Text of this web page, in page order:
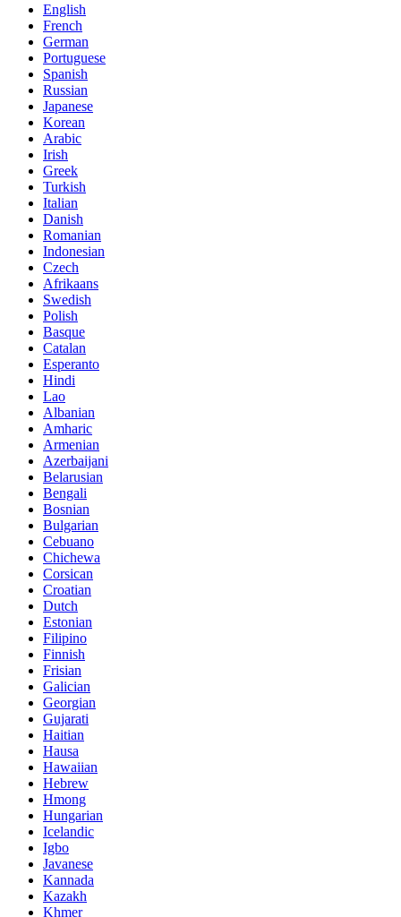
English
French
German
Portuguese
Spanish
Russian
Japanese
Korean
Arabic
Irish
Greek
Turkish
Italian
Danish
Romanian
Indonesian
Czech
Afrikaans
Swedish
Polish
Basque
Catalan
Esperanto
Hindi
Lao
Albanian
Amharic
Armenian
Azerbaijani
Belarusian
Bengali
Bosnian
Bulgarian
Cebuano
Chichewa
Corsican
Croatian
Dutch
Estonian
Filipino
Finnish
Frisian
Galician
Georgian
Gujarati
Haitian
Hausa
Hawaiian
Hebrew
Hmong
Hungarian
Icelandic
Igbo
Javanese
Kannada
Kazakh
Khmer